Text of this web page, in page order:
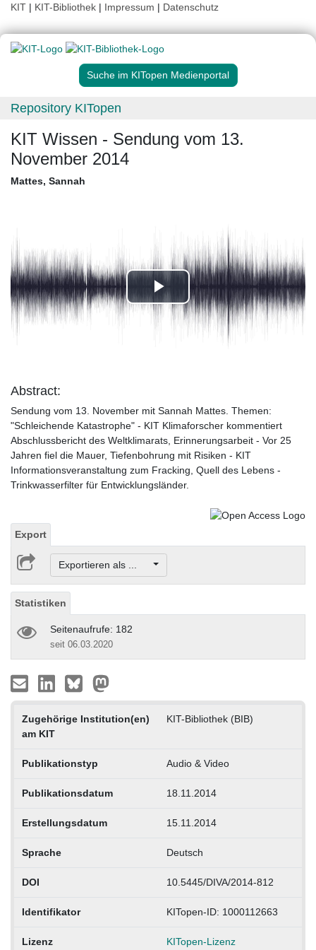
KIT | KIT-Bibliothek | Impressum | Datenschutz
Suche im KITopen Medienportal
Repository KITopen
KIT Wissen - Sendung vom 13.
November 2014
Mattes, Sannah
Play
Video
Abstract:
Sendung vom 13. November mit Sannah Mattes. Themen:
"Schleichende Katastrophe" - KIT Klimaforscher kommentiert
Abschlussbericht des Weltklimarats, Erinnerungsarbeit - Vor 25
Jahren fiel die Mauer, Tiefenbohrung mit Risiken - KIT
Informationsveranstaltung zum Fracking, Quell des Lebens -
Trinkwasserfilter für Entwicklungsländer.
Export
Exportieren als ...
Statistiken
Seitenaufrufe: 182
seit 06.03.2020
Zugehörige Institution(en)
am KIT
KIT-Bibliothek (BIB)
Publikationstyp Audio & Video
Publikationsdatum 18.11.2014
Erstellungsdatum 15.11.2014
Sprache Deutsch
DOI 10.5445/DIVA/2014-812
Identifikator KITopen-ID: 1000112663
Lizenz KITopen-Lizenz